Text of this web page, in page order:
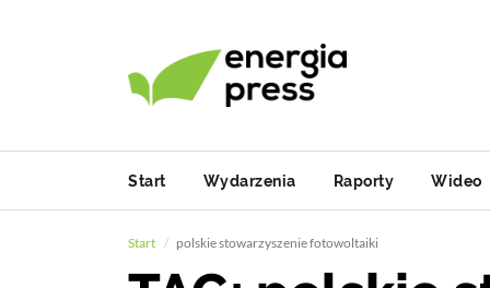
Start Wydarzenia Raporty Wideo
Start polskie stowarzyszenie fotowoltaiki